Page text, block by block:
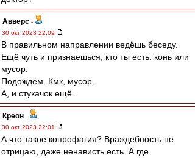
Авверс -
30 окт 2023 22:09
В правильном направлении ведёшь беседу.
Ещё чуть и признаешься, кто ты есть: конь или
мусор.
Подождём. Кмк, мусор.
А, и стукачок ещё.
Креон -
30 окт 2023 22:01
А что такое копрофагия? Враждебность не
отрицаю, даже ненависть есть. А где